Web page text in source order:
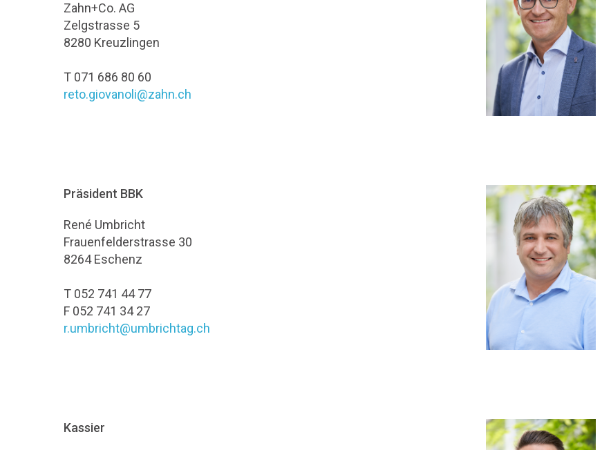
Zahn+Co. AG
Zelgstrasse 5
8280 Kreuzlingen
T 071 686 80 60
reto.giovanoli@zahn.ch
Präsident BBK
René Umbricht
Frauenfelderstrasse 30
8264 Eschenz
T 052 741 44 77
F 052 741 34 27
r.umbricht@umbrichtag.ch
Kassier